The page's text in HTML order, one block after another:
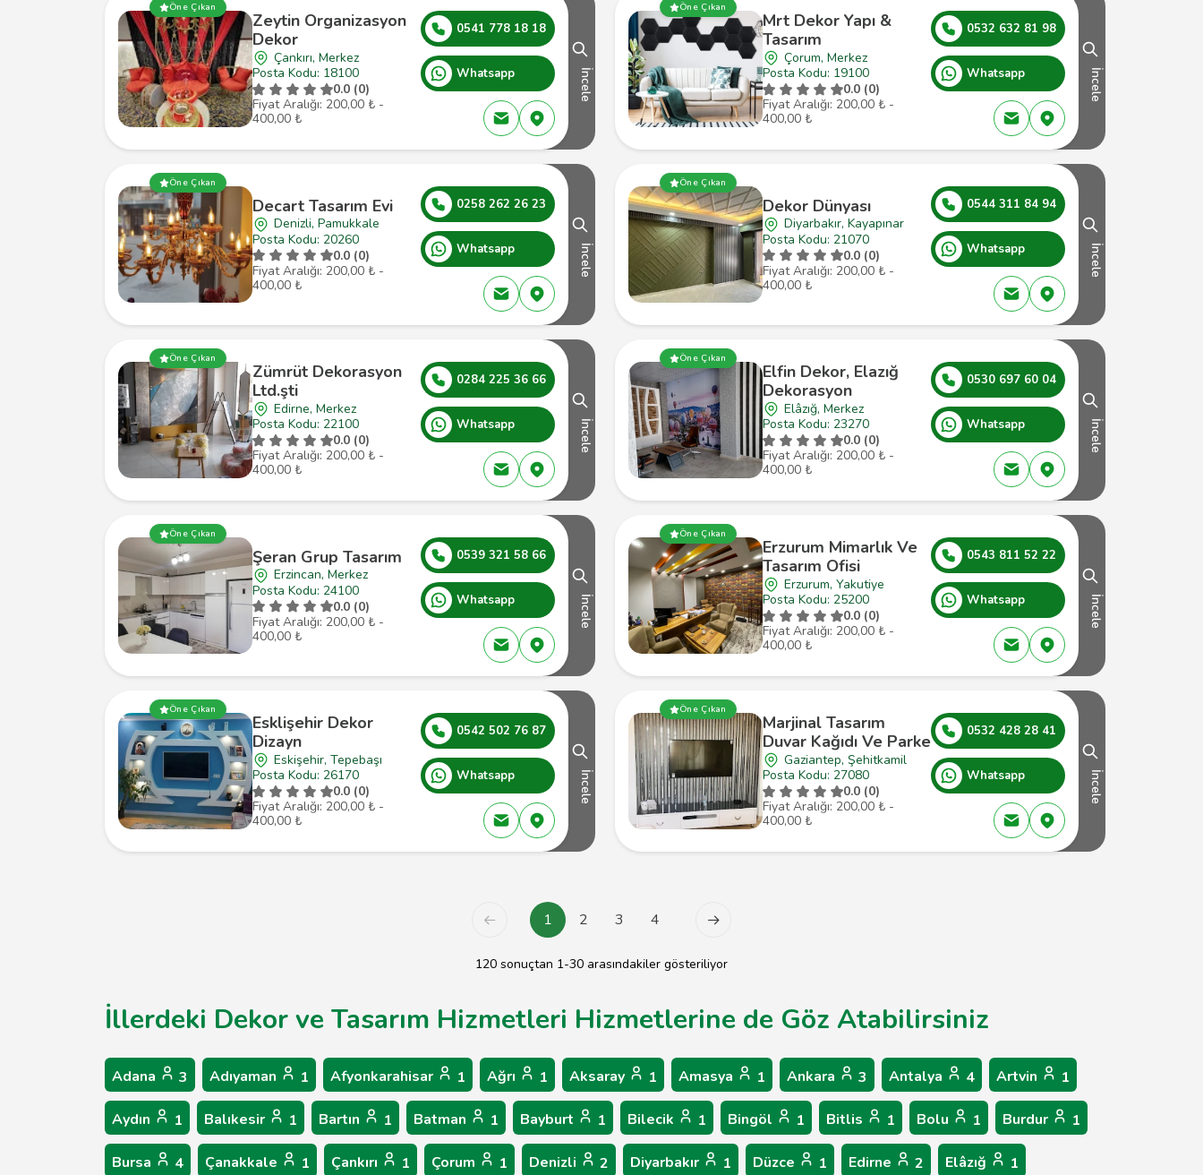
Öne Çıkan
Zeytin Organizasyon
Dekor
Çankırı, Merkez
Posta Kodu: 18100
0.0 (0)
Fiyat Aralığı: 200,00 ₺ -
400,00 ₺
0541 778 18 18
Whatsapp İncele
Öne Çıkan
Mrt Dekor Yapı &
Tasarım
Çorum, Merkez
Posta Kodu: 19100
0.0 (0)
Fiyat Aralığı: 200,00 ₺ -
400,00 ₺
0532 632 81 98
Whatsapp İncele
Öne Çıkan
Decart Tasarım Evi
Denizli, Pamukkale
Posta Kodu: 20260
0.0 (0)
Fiyat Aralığı: 200,00 ₺ -
400,00 ₺
0258 262 26 23
Whatsapp İncele
Öne Çıkan
Dekor Dünyası
Diyarbakır, Kayapınar
Posta Kodu: 21070
0.0 (0)
Fiyat Aralığı: 200,00 ₺ -
400,00 ₺
0544 311 84 94
Whatsapp İncele
Öne Çıkan
Zümrüt Dekorasyon
Ltd.şti
Edirne, Merkez
Posta Kodu: 22100
0.0 (0)
Fiyat Aralığı: 200,00 ₺ -
400,00 ₺
0284 225 36 66
Whatsapp İncele
Öne Çıkan
Elfin Dekor, Elazığ
Dekorasyon
Elâzığ, Merkez
Posta Kodu: 23270
0.0 (0)
Fiyat Aralığı: 200,00 ₺ -
400,00 ₺
0530 697 60 04
Whatsapp İncele
Öne Çıkan
Şeran Grup Tasarım
Erzincan, Merkez
Posta Kodu: 24100
0.0 (0)
Fiyat Aralığı: 200,00 ₺ -
400,00 ₺
0539 321 58 66
Whatsapp İncele
Öne Çıkan
Erzurum Mimarlık Ve
Tasarım Ofisi
Erzurum, Yakutiye
Posta Kodu: 25200
0.0 (0)
Fiyat Aralığı: 200,00 ₺ -
400,00 ₺
0543 811 52 22
Whatsapp İncele
Öne Çıkan
Esklişehir Dekor
Dizayn
Eskişehir, Tepebaşı
Posta Kodu: 26170
0.0 (0)
Fiyat Aralığı: 200,00 ₺ -
400,00 ₺
0542 502 76 87
Whatsapp İncele
Öne Çıkan
Marjinal Tasarım
Duvar Kağıdı Ve Parke
Gaziantep, Şehitkamil
Posta Kodu: 27080
0.0 (0)
Fiyat Aralığı: 200,00 ₺ -
400,00 ₺
0532 428 28 41
Whatsapp İncele
1 2 3 4
120 sonuçtan 1-30 arasındakiler gösteriliyor
İllerdeki Dekor ve Tasarım Hizmetleri Hizmetlerine de Göz Atabilirsiniz
Adana 3 Adıyaman 1 Afyonkarahisar 1 Ağrı 1 Aksaray 1 Amasya 1 Ankara 3 Antalya 4 Artvin 1
Aydın 1 Balıkesir 1 Bartın 1 Batman 1 Bayburt 1 Bilecik 1 Bingöl 1 Bitlis 1 Bolu 1 Burdur 1
Bursa 4 Çanakkale 1 Çankırı 1 Çorum 1 Denizli 2 Diyarbakır 1 Düzce 1 Edirne 2 Elâzığ 1